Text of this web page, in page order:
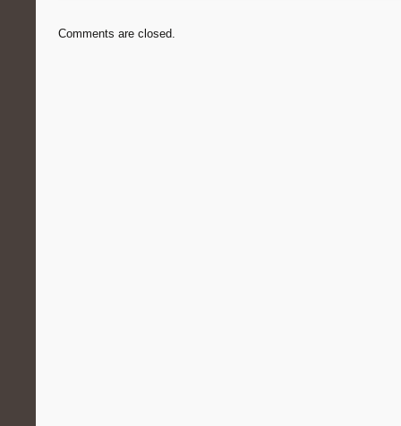
Comments are closed.